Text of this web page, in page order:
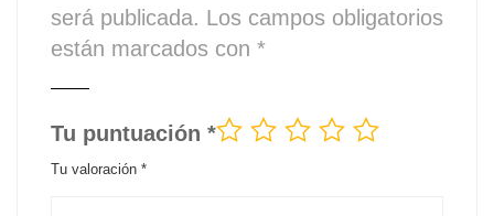
será publicada. Los campos obligatorios
están marcados con *
Tu puntuación *
Tu valoración *